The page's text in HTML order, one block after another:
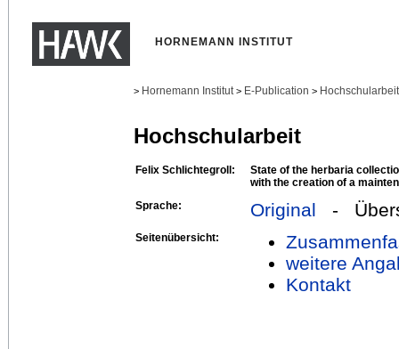
HORNEMANN INSTITUT
> Hornemann Institut > E-Publication >
Hochschularbeit
Felix Schlichtegroll:
State of the herbaria
with the creation of a
Sprache:
Original -
Seitenübersicht:
weitere
Kontakt